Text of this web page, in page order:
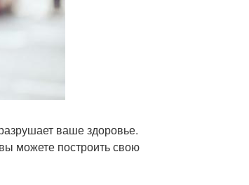
ваше здоровье.
можете построить свою